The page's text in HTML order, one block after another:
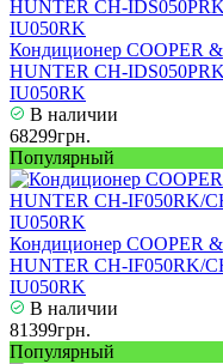
Кондиционер COOPER &
HUNTER CH-
IU050RK
В наличии
68299грн.
Популярный
Кондиционер COOPER &
HUNTER CH-IF050RK/
IU050RK
В наличии
81399грн.
Популярный